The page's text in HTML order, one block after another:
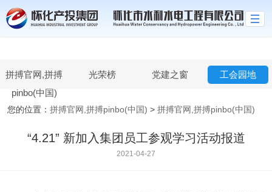
拼搏官网,拼搏pinbo(中国)
拼搏官网,拼搏
pinbo(中国)
光荣榜 党建之窗 工会园地
您的位置： 拼搏官网,拼搏pinbo(中国) > 拼搏官网,拼搏pinbo(中国)
“4.21” 新加入集团员工参观学习活动报道
2021-04-27